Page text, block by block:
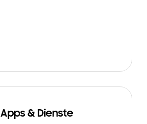
Apps & Dienste